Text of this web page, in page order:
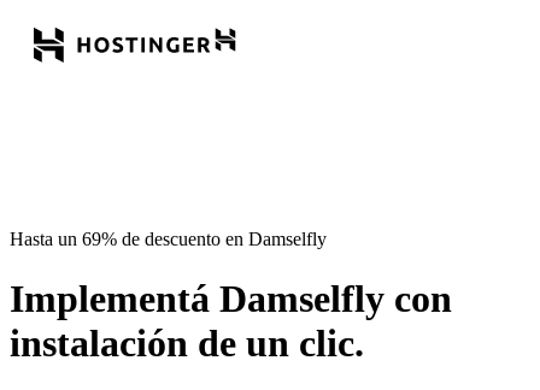
Hasta un 69% de descuento en Damselfly
Implementá Damselfly con
instalación de un clic.